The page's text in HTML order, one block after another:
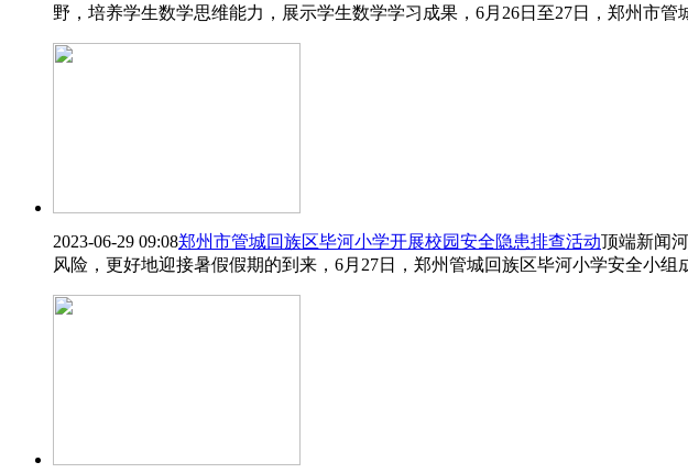
野，培养学生数学思维能力，展示学生数学学习成果，6月26日至27日，郑州市
2023-06-29 09:08郑州市管城回族区毕河小学开展校园安全隐患排查活动顶端新闻
风险，更好地迎接暑假假期的到来，6月27日，郑州管城回族区毕河小学安全小